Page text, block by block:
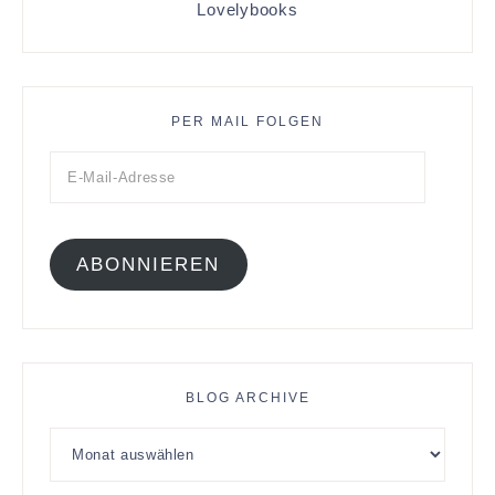
Lovelybooks
PER MAIL FOLGEN
ABONNIEREN
BLOG ARCHIVE